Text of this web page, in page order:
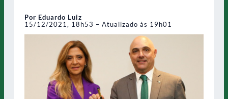
Por Eduardo Luiz
15/12/2021, 18h53 – Atualizado às 19h01